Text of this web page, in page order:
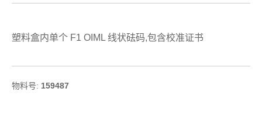
塑料盒内单个 F1 OIML 线状砝码,包含校准证书
物料号: 159487